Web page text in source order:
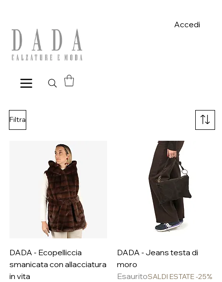
Accedi
Filtra
DADA - Ecopelliccia
smanicata con allacciatura
in vita
DADA - Jeans testa di
moro
EsauritoSALDI ESTATE -25%